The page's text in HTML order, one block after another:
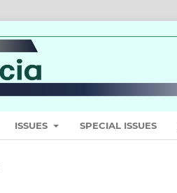
ISSUES SPECIAL ISSUES